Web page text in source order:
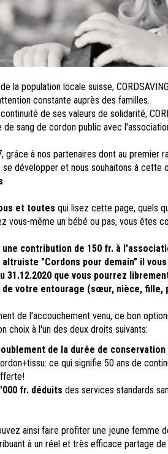
la population locale suisse,
constante auprès des familles.
continuité de ses valeurs de solidarité,
sang de cordon public avec
grâce à nos partenaires dont au premier
se développer et nous souhaitons à cette
.
et toutes qui lisez cette page, quels
vous-même un bébé ou pas, vous êtes
une contribution de 150 fr. à
altruiste "Cordons pour demain" il
31.12.2020 que vous pourrez
de votre entourage (sœur, nièce,
de l'accouchement venu, ce bon
choix à l'un des deux droits suivants:
de la durée de conservation
ce qui signifie 50 ans de
fr. déduits des services standards
ainsi faire profiter une jeune femme
à un réel et très efficace partage